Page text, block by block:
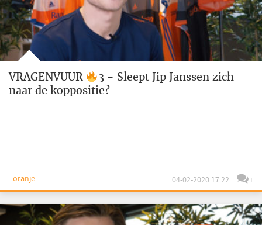
VRAGENVUUR
3 - Sleept Jip Janssen zich
naar de koppositie?
- oranje - 04-02-2020 17:22 1